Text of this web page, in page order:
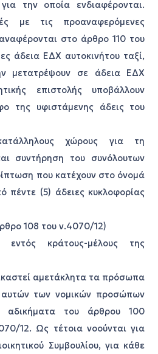
την οποία ενδιαφέρονται.
με τις προαναφερόμενες
στο άρθρο 110 του
άδεια ΕΔΧ αυτοκινήτου ταξί,
μετατρέψουν σε άδεια ΕΔΧ
επιστολής υποβάλλουν
της υφιστάμενης άδεις του
χώρους για τη
συντήρηση του συνόλουτων
που κατέχουν στο όνομά
πέντε (5) άδειες κυκλοφορίας
108 του ν.4070/12)
κράτους-μέλους της
αμετάκλητα τα πρόσωπα
αυτών των νομικών προσώπων
του άρθρου 100
12. Ως τέτοια νοούνται για
Συμβουλίου, για κάθε